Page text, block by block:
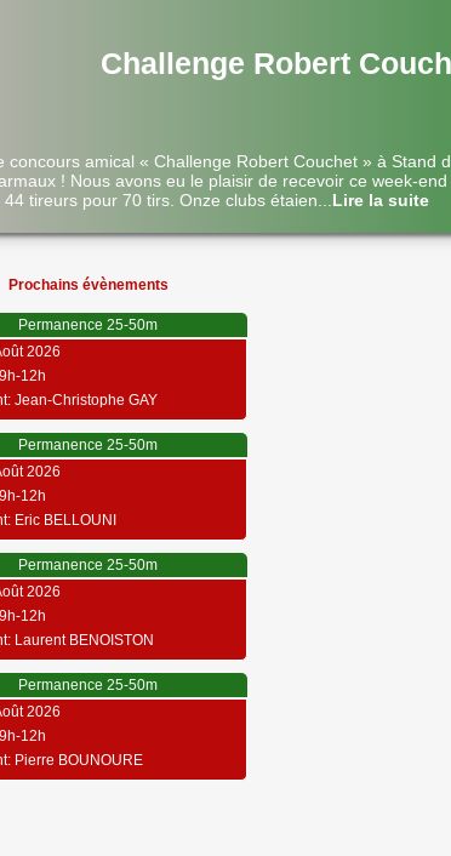
Challenge Robert
concours amical « Challenge Robert Couchet » à Stand
! Nous avons eu le plaisir de recevoir ce week-
tireurs pour 70 tirs. Onze clubs étaien
Lire la suite
Prochains évènements
Permanence 25-50m
2026
12h
Jean-Christophe GAY
Permanence 25-50m
2026
12h
Eric BELLOUNI
Permanence 25-50m
2026
12h
Laurent BENOISTON
Permanence 25-50m
2026
12h
Pierre BOUNOURE